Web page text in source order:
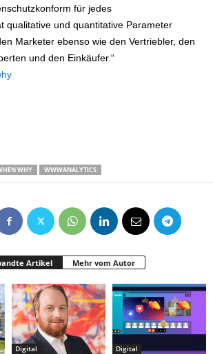
für jedes
qualitative und quantitative Parameter
Marketer ebenso wie den Vertriebler, den
und den Einkäufer.“
WHY WWWANALYTICS
Artikel Mehr vom Autor
Digital Digital